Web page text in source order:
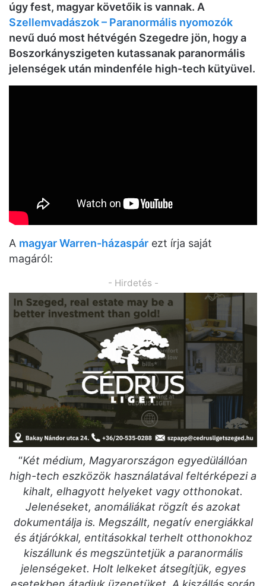
úgy fest, magyar követőik is vannak. A
Szellemvadászok – Paranormális nyomozók
nevű duó most hétvégén Szegedre jön, hogy a
Boszorkányszigeten kutassanak paranormális
jelenségek után mindenféle high-tech kütyüvel.
A magyar Warren-házaspár ezt írja saját
magáról:
- Hirdetés -
“Két médium, Magyarországon egyedülállóan
high-tech eszközök használatával feltérképezi a
kihalt, elhagyott helyeket vagy otthonokat.
Jelenéseket, anomáliákat rögzít és azokat
dokumentálja is. Megszállt, negatív energiákkal
és átjárókkal, entitásokkal terhelt otthonokhoz
kiszállunk és megszüntetjük a paranormális
jelenségeket. Holt lelkeket átsegítjük, egyes